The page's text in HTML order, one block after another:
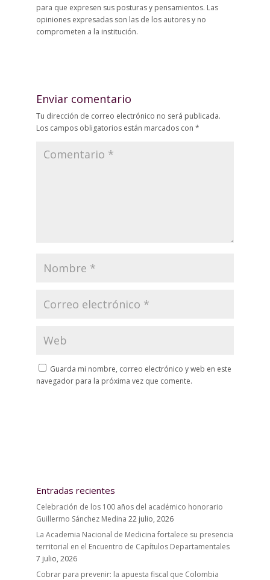
para que expresen sus posturas y pensamientos. Las
opiniones expresadas son las de los autores y no
comprometen a la institución.
Enviar comentario
Tu dirección de correo electrónico no será publicada.
Los campos obligatorios están marcados con *
Guarda mi nombre, correo electrónico y web en este
navegador para la próxima vez que comente.
Entradas recientes
Celebración de los 100 años del académico honorario
Guillermo Sánchez Medina 22 julio, 2026
La Academia Nacional de Medicina fortalece su presencia
territorial en el Encuentro de Capítulos Departamentales
7 julio, 2026
Cobrar para prevenir: la apuesta fiscal que Colombia